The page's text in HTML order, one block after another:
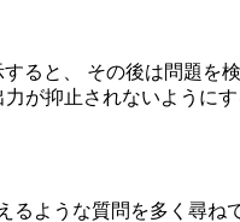
ると、 その後は問題を
が抑止されないようにす
ような質問を多く尋ね